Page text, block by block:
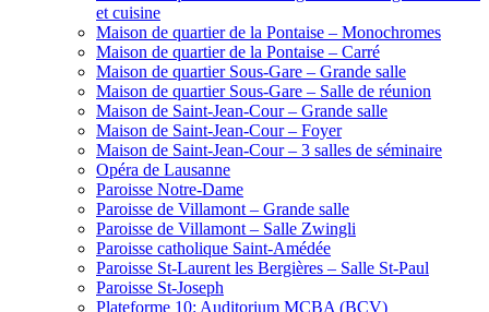
et cuisine
Maison de quartier de la Pontaise – Monochromes
Maison de quartier de la Pontaise – Carré
Maison de quartier Sous-Gare – Grande salle
Maison de quartier Sous-Gare – Salle de réunion
Maison de Saint-Jean-Cour – Grande salle
Maison de Saint-Jean-Cour – Foyer
Maison de Saint-Jean-Cour – 3 salles de séminaire
Opéra de Lausanne
Paroisse Notre-Dame
Paroisse de Villamont – Grande salle
Paroisse de Villamont – Salle Zwingli
Paroisse catholique Saint-Amédée
Paroisse St-Laurent les Bergières – Salle St-Paul
Paroisse St-Joseph
Plateforme 10: Auditorium MCBA (BCV)